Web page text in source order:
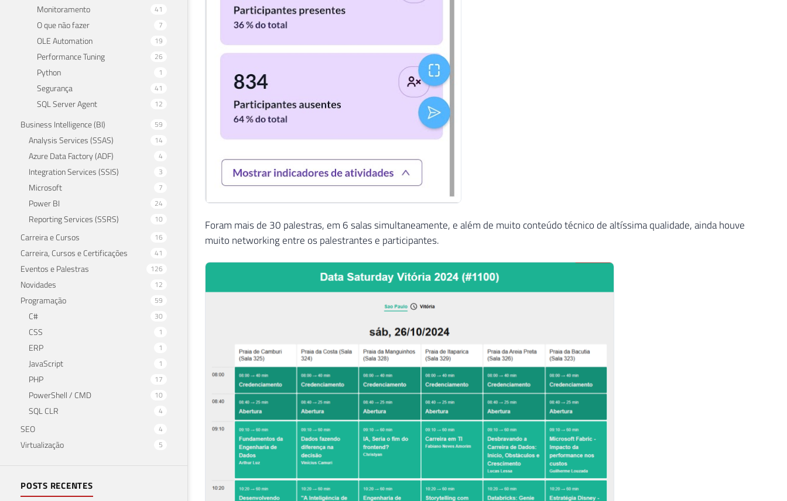
Monitoramento 41
O que não fazer 7
OLE Automation 19
Performance Tuning 26
Python 1
Segurança 41
SQL Server Agent 12
Business Intelligence (BI) 59
Analysis Services (SSAS) 14
Azure Data Factory (ADF) 4
Integration Services (SSIS) 3
Microsoft 7
Power BI 24
Reporting Services (SSRS) 10
Carreira e Cursos 16
Carreira, Cursos e Certificações 41
Eventos e Palestras 126
Novidades 12
Programação 59
C# 30
CSS 1
ERP 1
JavaScript 1
PHP 17
PowerShell / CMD 10
SQL CLR 4
SEO 4
Virtualização 5
POSTS RECENTES
Foram mais de 30 palestras, em 6 salas simultaneamente, e além de muito conteúdo técnico de altíssima qualidade, ainda houve
muito networking entre os palestrantes e participantes.